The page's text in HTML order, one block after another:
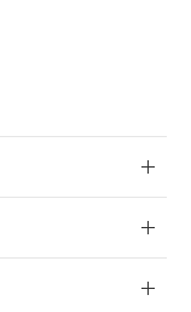
すること
"個人情報
る法人を
証明書
証明す
証明する
ャンセル